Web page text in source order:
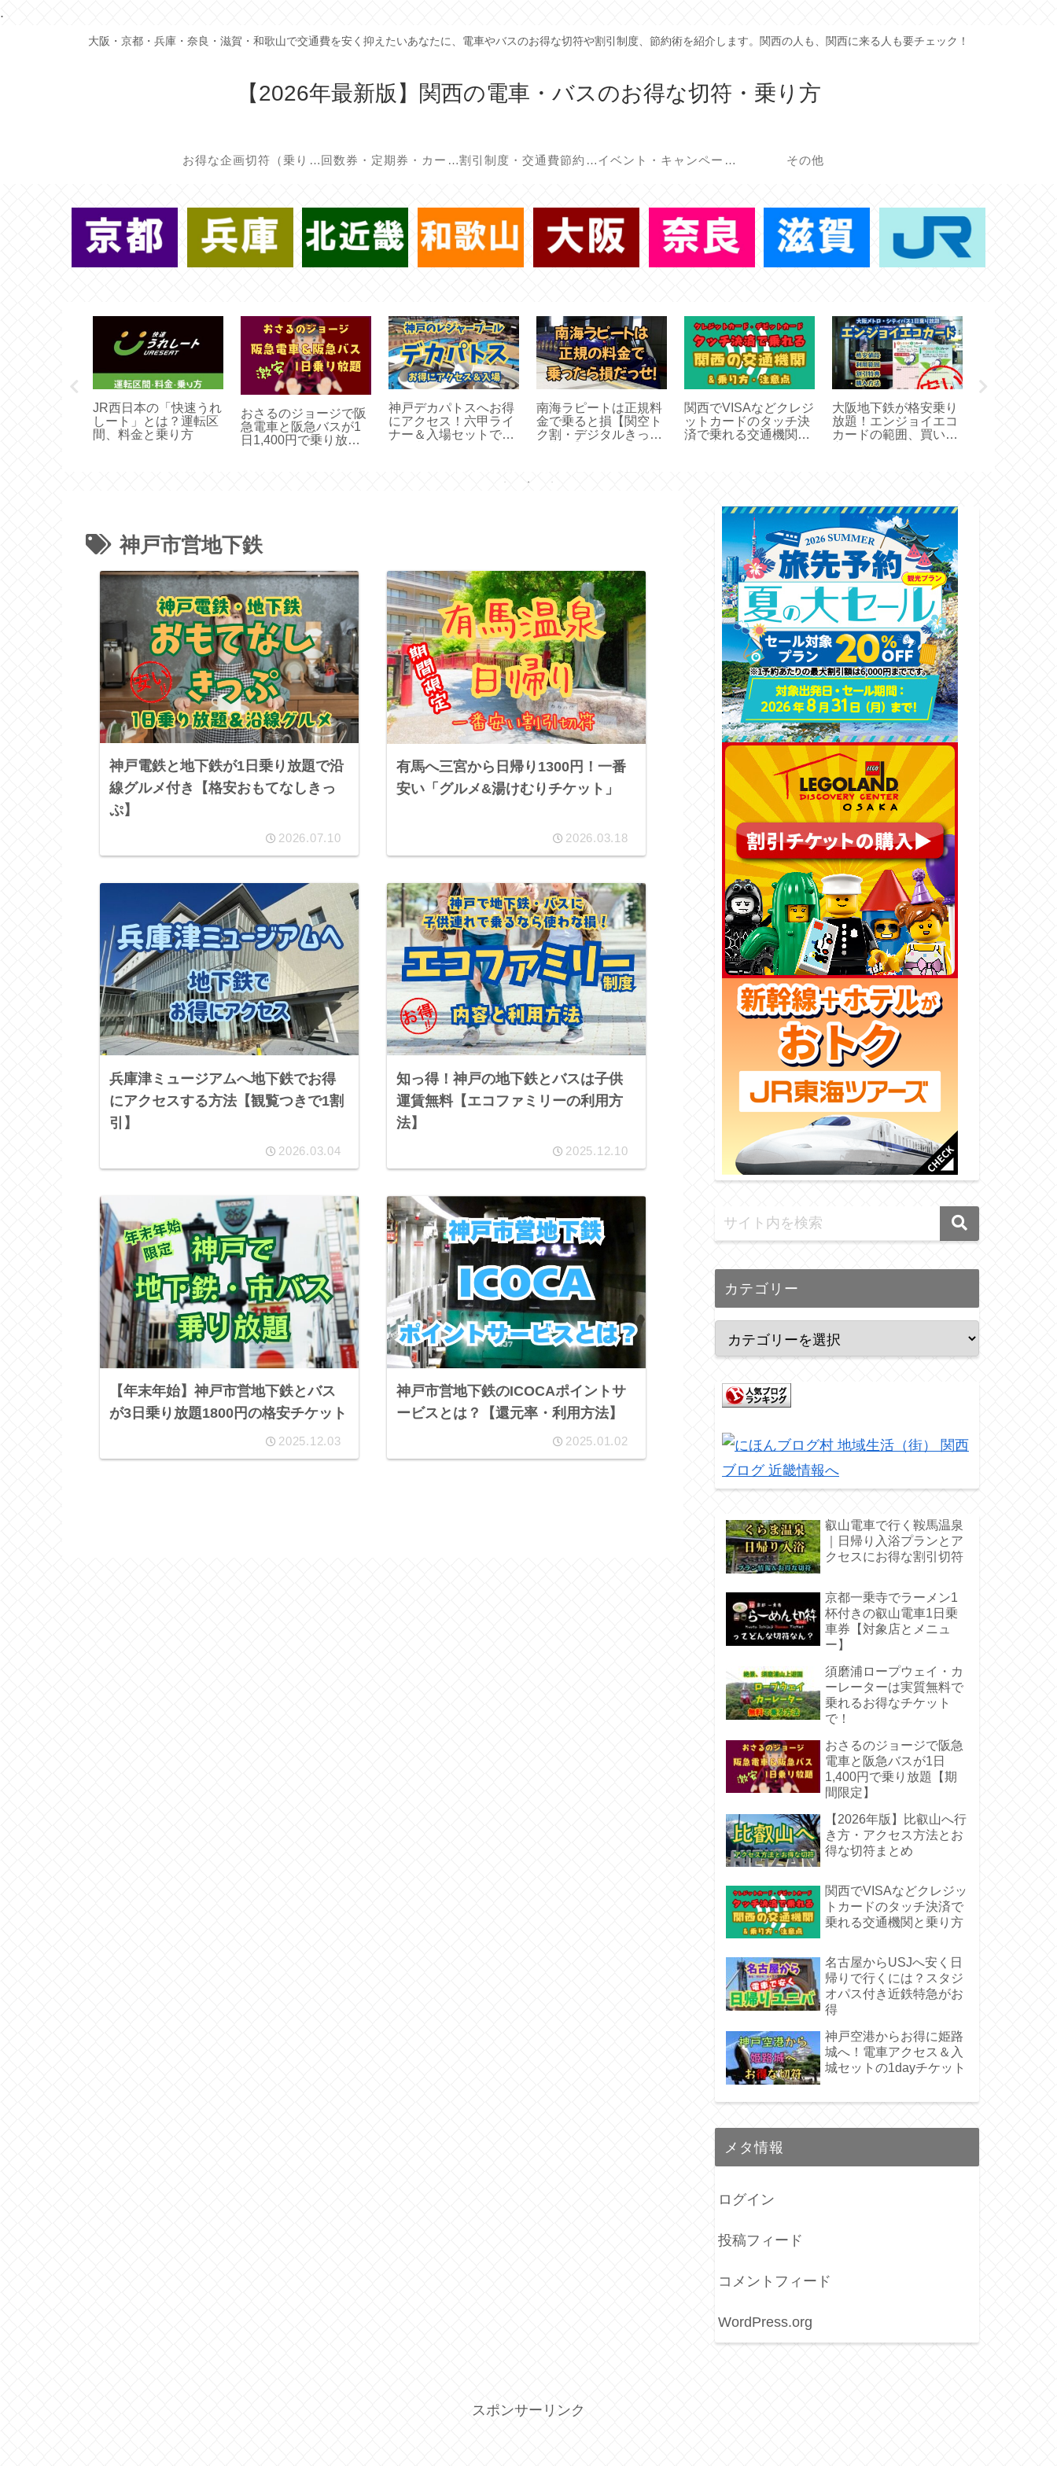
.
大阪・京都・兵庫・奈良・滋賀・和歌山で交通費を安く抑えたいあなたに、電車やバスのお得な切符や割引制度、節約術を紹介します。関西の人も、関西に来る人も要チェック！
【2026年最新版】関西の電車・バスのお得な切符・乗り方
お得な企画切符（乗り放題/割引切符） 回数券・定期券・カード 割引制度・交通費節約術 イベント・キャンペーン その他
JR西日本の「快速うれ
しート」とは？運転区
間、料金と乗り方
おさるのジョージで阪
急電車と阪急バスが1
日1,400円で乗り放題
神戸デカパトスへお得
にアクセス！六甲ライ
ナー＆入場セットで
南海ラピートは正規料
金で乗ると損【関空ト
ク割・デジタルきっぷ
関西でVISAなどクレジ
ットカードのタッチ決
済で乗れる交通機関と
大阪地下鉄が格安乗り
放題！エンジョイエコ
カードの範囲、買い
神戸市営地下鉄
神戸電鉄と地下鉄が1日乗り放題で沿
線グルメ付き【格安おもてなしきっ
ぷ】
2026.07.10
有馬へ三宮から日帰り1300円！一番
安い「グルメ&湯けむりチケット」
2026.03.18
兵庫津ミュージアムへ地下鉄でお得
にアクセスする方法【観覧つきで1割
引】
2026.03.04
知っ得！神戸の地下鉄とバスは子供
運賃無料【エコファミリーの利用方
法】
2025.12.10
【年末年始】神戸市営地下鉄とバス
が3日乗り放題1800円の格安チケット
2025.12.03
神戸市営地下鉄のICOCAポイントサ
ービスとは？【還元率・利用方法】
2025.01.02
カテゴリー
叡山電車で行く鞍馬温泉
｜日帰り入浴プランとア
クセスにお得な割引切符
京都一乗寺でラーメン1
杯付きの叡山電車1日乗
車券【対象店とメニュ
ー】
須磨浦ロープウェイ・カ
ーレーターは実質無料で
乗れるお得なチケット
で！
おさるのジョージで阪急
電車と阪急バスが1日
1,400円で乗り放題【期
間限定】
【2026年版】比叡山へ行
き方・アクセス方法とお
得な切符まとめ
関西でVISAなどクレジッ
トカードのタッチ決済で
乗れる交通機関と乗り方
名古屋からUSJへ安く日
帰りで行くには？スタジ
オパス付き近鉄特急がお
得
神戸空港からお得に姫路
城へ！電車アクセス＆入
城セットの1dayチケット
メタ情報
ログイン
投稿フィード
コメントフィード
WordPress.org
スポンサーリンク